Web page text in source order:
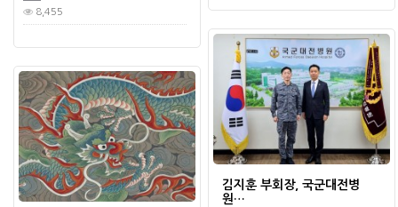
8,455
김지훈 부회장, 국군대전병
원…